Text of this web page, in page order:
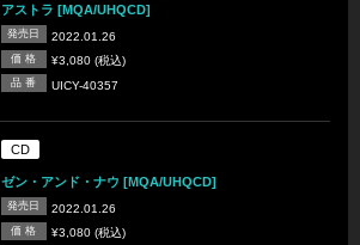
アストラ [MQA/UHQCD]
発売日 2022.01.26
価 格 ¥3,080 (税込)
品 番 UICY-40357
CD
ゼン・アンド・ナウ [MQA/UHQCD]
発売日 2022.01.26
価 格 ¥3,080 (税込)